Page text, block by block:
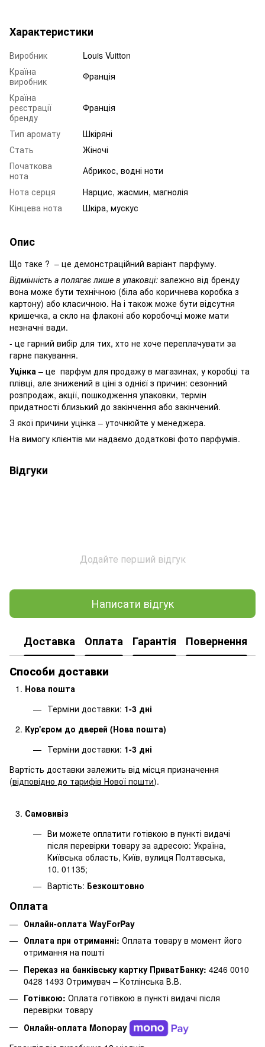
Характеристики
Виробник
Louis Vuitton
Країна
виробник
Франція
Країна
реєстрації
бренду
Франція
Тип аромату
Шкіряні
Стать
Жіночі
Початкова
нота
Абрикос, водні ноти
Нота серця
Нарцис, жасмин, магнолія
Кінцева нота
Шкіра, мускус
Опис
Що таке ? – це демонстраційний варіант парфуму.
Відмінність а полягає лише в упаковці: залежно від бренду
вона може бути технічною (біла або коричнева коробка з
картону) або класичною. На і також може бути відсутня
кришечка, а скло на флаконі або коробочці може мати
незначні вади.
- це гарний вибір для тих, хто не хоче переплачувати за
гарне пакування.
Уцінка – це парфум для продажу в магазинах, у коробці та
плівці, але знижений в ціні з однієї з причин: сезонний
розпродаж, акції, пошкодження упаковки, термін
придатності близький до закінчення або закінчений.
З якої причини уцінка – уточнюйте у менеджера.
На вимогу клієнтів ми надаємо додаткові фото парфумів.
Відгуки
Додайте перший відгук
Написати відгук
Доставка Оплата Гарантія
Повернення
Способи доставки
Нова пошта
Терміни доставки: 1-3 дні
Кур'єром до дверей (Нова пошта)
Терміни доставки: 1-3 дні
Вартість доставки залежить від місця призначення
(відповідно до тарифів Нової пошти).
Самовивіз
Ви можете оплатити готівкою в пункті видачі
після перевірки товару за адресою: Україна,
Київська область, Київ, вулиця Полтавська,
10. 01135;
Вартість: Безкоштовно
Оплата
Онлайн-оплата WayForPay
Оплата при отриманні: Оплата товару в момент його
отримання на пошті
Переказ на банківську картку ПриватБанку: 4246 0010
0428 1493 Отримувач – Котлінська В.В.
Готівкою: Оплата готівкою в пункті видачі після
перевірки товару
Онлайн-оплата Monopay